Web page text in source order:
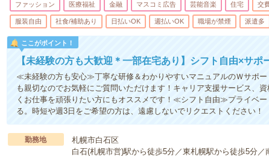
ファッション 医療福祉 金融 マスコミ広告 芸能音楽 住宅 交
服装自由 社食/補助あり 日払いOK 週払いOK 職場が禁煙 派遣多
ここがポイント！
【未経験の方も大歓迎＊一部在宅あり】シフト自由×サポ
≪未経験の方も安心≫丁寧な研修＆わかりやすいマニュアルのＷサポ
も親切なのでお気軽にご質問いただけます！キャリア支援サービス、
くお仕事を頑張りたい方にもオススメです！≪シフト自由≫プライベ
る。時短や週3日をご希望の方は、遠慮しないでリクエストください！
勤務地
札幌市白石区
白石(札幌市営)駅から徒歩5分／東札幌駅から徒歩5分／